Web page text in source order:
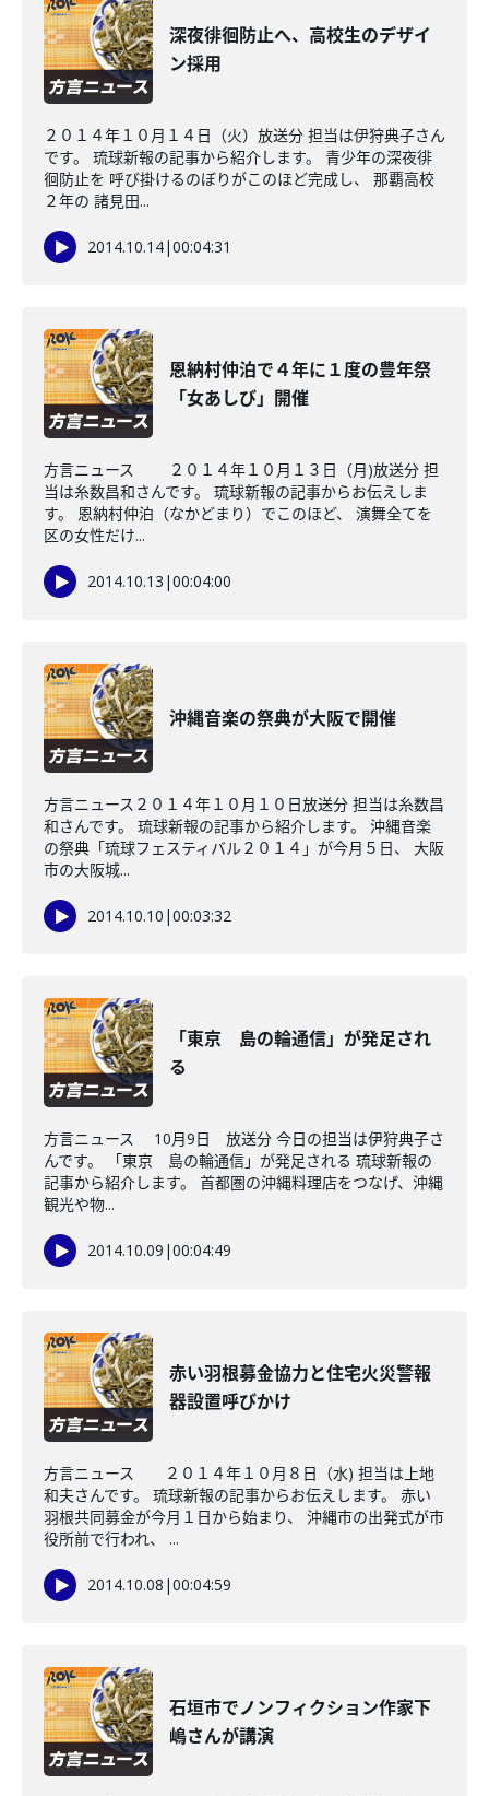
深夜徘徊防止へ、高校生のデザイ
ン採用
２０１４年１０月１４日（火）放送分 担当は伊狩典子さん
です。 琉球新報の記事から紹介します。 青少年の深夜徘
徊防止を 呼び掛けるのぼりがこのほど完成し、 那覇高校
２年の 諸見田...
2014.10.14|00:04:31
恩納村仲泊で４年に１度の豊年祭
「女あしび」開催
方言ニュース ２０１４年１０月１３日（月)放送分 担
当は糸数昌和さんです。 琉球新報の記事からお伝えしま
す。 恩納村仲泊（なかどまり）でこのほど、 演舞全てを
区の女性だけ...
2014.10.13 |00:04:00
沖縄音楽の祭典が大阪で開催
方言ニュース２０１４年１０月１０日放送分 担当は糸数昌
和さんです。 琉球新報の記事から紹介します。 沖縄音楽
の祭典「琉球フェスティバル２０１４」が今月５日、 大阪
市の大阪城...
2014.10.10 |00:03:32
「東京 島の輪通信」が発足され
る
方言ニュース 10月9日 放送分 今日の担当は伊狩典子さ
んです。 「東京 島の輪通信」が発足される 琉球新報の
記事から紹介します。 首都圏の沖縄料理店をつなげ、沖縄
観光や物...
2014.10.09 |00:04:49
赤い羽根募金協力と住宅火災警報
器設置呼びかけ
方言ニュース ２０１４年１０月８日（水) 担当は上地
和夫さんです。 琉球新報の記事からお伝えします。 赤い
羽根共同募金が今月１日から始まり、 沖縄市の出発式が市
役所前で行われ、 ...
2014.10.08 |00:04:59
石垣市でノンフィクション作家下
嶋さんが講演